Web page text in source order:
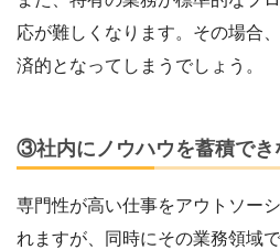
応が難しくなります。その場合
済的となってしまうでしょう。
③社内にノウハウを蓄積でき
専門性が高い仕事をアウトソー
れますが、同時にその業務領域